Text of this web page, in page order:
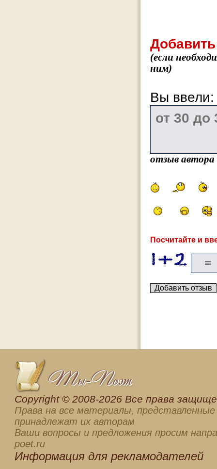
(если
ним)
Вы
отзыв
Посчитайте и
Сopyright © 2008-2026 Все права
Права на все материалы, представленные
принадлежат их авторам
Ваши вопросы и предложения просим
poet.ru
Информация для рекламодателей